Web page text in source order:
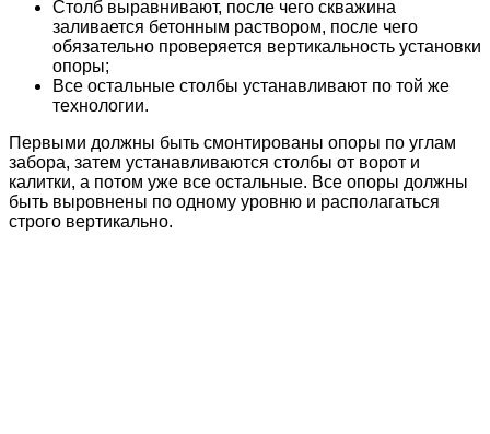
Столб выравнивают, после чего скважина
заливается бетонным раствором, после чего
обязательно проверяется вертикальность установки
опоры;
Все остальные столбы устанавливают по той же
технологии.
Первыми должны быть смонтированы опоры по углам
забора, затем устанавливаются столбы от ворот и
калитки, а потом уже все остальные. Все опоры должны
быть выровнены по одному уровню и располагаться
строго вертикально.